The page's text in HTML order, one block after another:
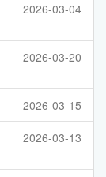
2026-03-04
2026-03-20
2026-03-15
2026-03-13